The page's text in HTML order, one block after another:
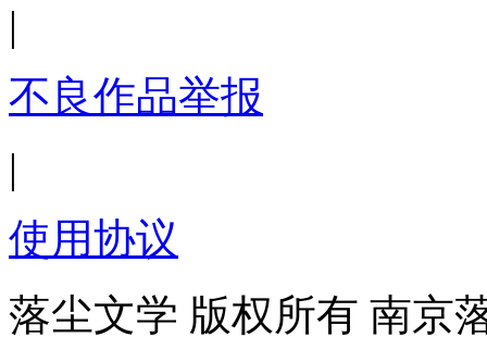
|
不良作品举报
|
使用协议
落尘文学 版权所有 南京